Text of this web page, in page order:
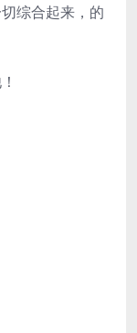
综合起来，的